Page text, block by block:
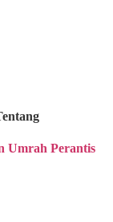
Umrah Perantis